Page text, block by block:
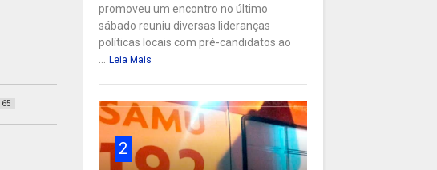
65
promoveu um encontro no último
sábado reuniu diversas lideranças
políticas locais com pré-candidatos ao
... Leia Mais
2